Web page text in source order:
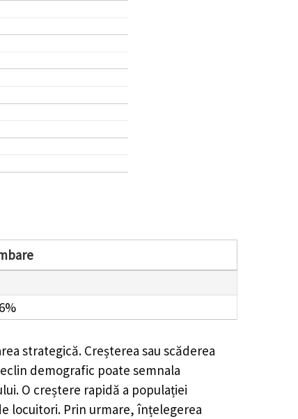
strategică. Creșterea sau scăderea
demografic poate semnala
O creștere rapidă a populației
locuitori. Prin urmare, înțelegerea